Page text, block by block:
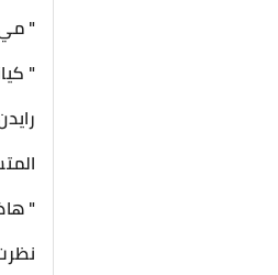
"
"
"